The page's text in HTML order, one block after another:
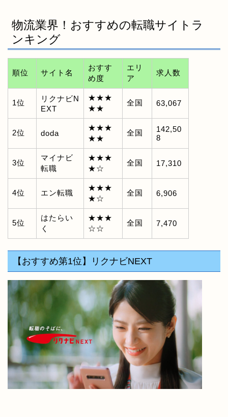
物流業界！おすすめの転職サイトラ
ンキング
順位 サイト名
おすす
め度
エリ
ア
求人数
1位
リクナビN
EXT
★★★
★★
全国 63,067
2位 doda
★★★
★★
全国
142,50
8
3位
マイナビ
転職
★★★
★☆
全国 17,310
4位 エン転職
★★★
★☆
全国 6,906
5位
はたらい
く
★★★
☆☆
全国 7,470
【おすすめ第1位】リクナビNEXT